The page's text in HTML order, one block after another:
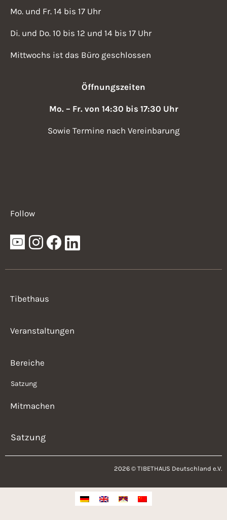
Mo. und Fr. 14 bis 17 Uhr
Di. und Do. 10 bis 12 und 14 bis 17 Uhr
Mittwochs ist das Büro geschlossen
Öffnungszeiten
Mo. – Fr. von 14:30 bis 17:30 Uhr
Sowie Termine nach Vereinbarung
Follow
Tibethaus
Veranstaltungen
Bereiche
Satzung
Mitmachen
Satzung
2026 © TIBETHAUS Deutschland e.V.